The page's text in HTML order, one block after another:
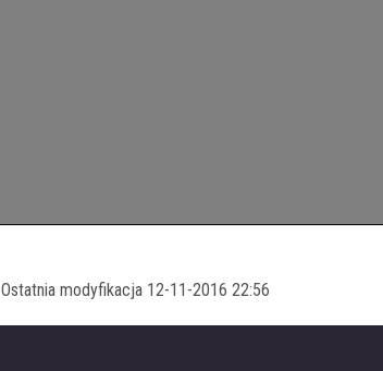
Ostatnia modyfikacja 12-11-2016 22:56